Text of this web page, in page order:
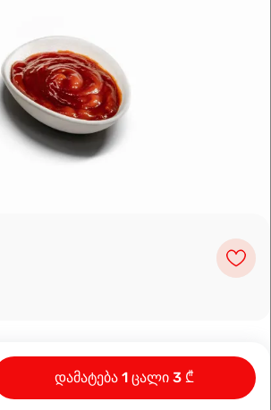
OpenFreeMap©OpenMapTiles
მარშრუტის დაგეგმვა
დამატება 1 ცალი 3 ₾